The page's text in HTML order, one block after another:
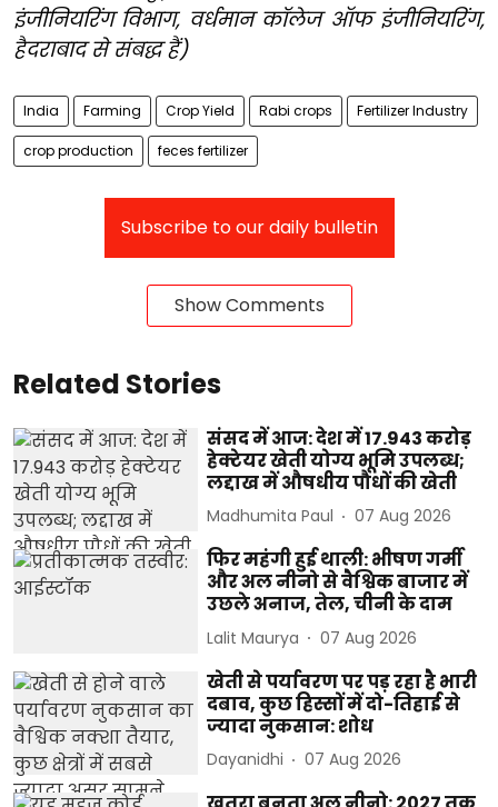
इंजीनियरिंग विभाग, वर्धमान कॉलेज ऑफ इंजीनियरिंग,
हैदराबाद से संबद्ध हैं)
India Farming Crop Yield Rabi crops Fertilizer Industry
crop production feces fertilizer
Subscribe to our daily bulletin
Show Comments
Related Stories
संसद में आज: देश में 17.943 करोड़
हेक्टेयर खेती योग्य भूमि उपलब्ध;
लद्दाख में औषधीय पौधों की खेती
Madhumita Paul 07 Aug 2026
फिर महंगी हुई थाली: भीषण गर्मी
और अल नीनो से वैश्विक बाजार में
उछले अनाज, तेल, चीनी के दाम
Lalit Maurya 07 Aug 2026
खेती से पर्यावरण पर पड़ रहा है भारी
दबाव, कुछ हिस्सों में दो-तिहाई से
ज्यादा नुकसान: शोध
Dayanidhi 07 Aug 2026